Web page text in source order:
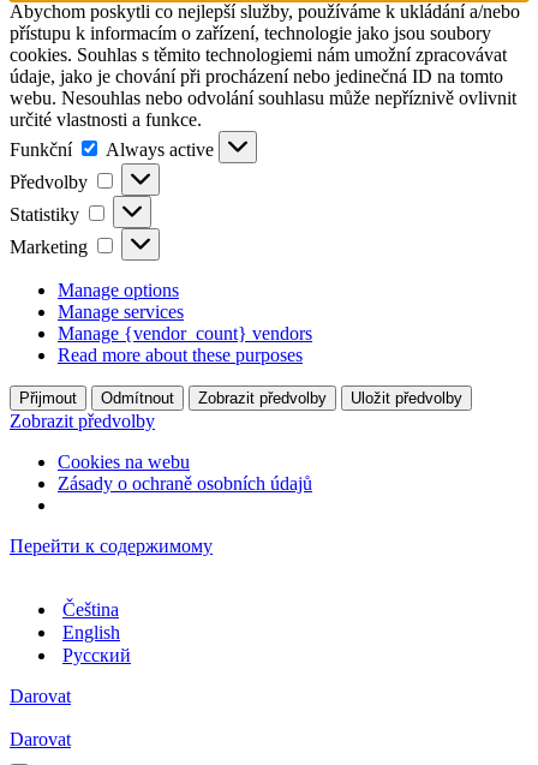
Abychom poskytli co nejlepší služby, používáme k ukládání a/nebo
přístupu k informacím o zařízení, technologie jako jsou soubory
cookies. Souhlas s těmito technologiemi nám umožní zpracovávat
údaje, jako je chování při procházení nebo jedinečná ID na tomto
webu. Nesouhlas nebo odvolání souhlasu může nepříznivě ovlivnit
určité vlastnosti a funkce.
Funkční
Funkční
Always active
Předvolby
Předvolby
Statistiky Statistiky
Marketing Marketing
Manage options
Manage services
Manage {vendor_count} vendors
Read more about these purposes
Přijmout Odmítnout Zobrazit předvolby Uložit předvolby
Zobrazit předvolby
Cookies na webu
Zásady o ochraně osobních údajů
Перейти к содержимому
Čeština
English
Русский
Darovat
Darovat